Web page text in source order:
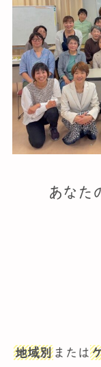
あなた
地域別 または